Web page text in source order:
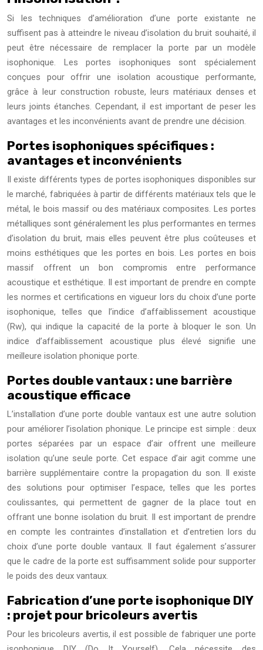
Si les techniques d’amélioration d’une porte existante ne
suffisent pas à atteindre le niveau d’isolation du bruit souhaité, il
peut être nécessaire de remplacer la porte par un modèle
isophonique. Les portes isophoniques sont spécialement
conçues pour offrir une isolation acoustique performante,
grâce à leur construction robuste, leurs matériaux denses et
leurs joints étanches. Cependant, il est important de peser les
avantages et les inconvénients avant de prendre une décision.
Portes isophoniques spécifiques :
avantages et inconvénients
Il existe différents types de portes isophoniques disponibles sur
le marché, fabriquées à partir de différents matériaux tels que le
métal, le bois massif ou des matériaux composites. Les portes
métalliques sont généralement les plus performantes en termes
d’isolation du bruit, mais elles peuvent être plus coûteuses et
moins esthétiques que les portes en bois. Les portes en bois
massif offrent un bon compromis entre performance
acoustique et esthétique. Il est important de prendre en compte
les normes et certifications en vigueur lors du choix d’une porte
isophonique, telles que l’indice d’affaiblissement acoustique
(Rw), qui indique la capacité de la porte à bloquer le son. Un
indice d’affaiblissement acoustique plus élevé signifie une
meilleure isolation phonique porte.
Portes double vantaux : une barrière
acoustique efficace
L’installation d’une porte double vantaux est une autre solution
pour améliorer l’isolation phonique. Le principe est simple : deux
portes séparées par un espace d’air offrent une meilleure
isolation qu’une seule porte. Cet espace d’air agit comme une
barrière supplémentaire contre la propagation du son. Il existe
des solutions pour optimiser l’espace, telles que les portes
coulissantes, qui permettent de gagner de la place tout en
offrant une bonne isolation du bruit. Il est important de prendre
en compte les contraintes d’installation et d’entretien lors du
choix d’une porte double vantaux. Il faut également s’assurer
que le cadre de la porte est suffisamment solide pour supporter
le poids des deux vantaux.
Fabrication d’une porte isophonique DIY
: projet pour bricoleurs avertis
Pour les bricoleurs avertis, il est possible de fabriquer une porte